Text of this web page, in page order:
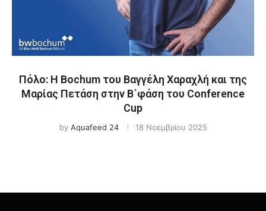
Πόλο: Η Bochum του Βαγγέλη Χαραχλή και της
Μαρίας Πετάση στην Β΄φάση του Conference
Cup
by Aquafeed 24 18 Νοεμβρίου 2025